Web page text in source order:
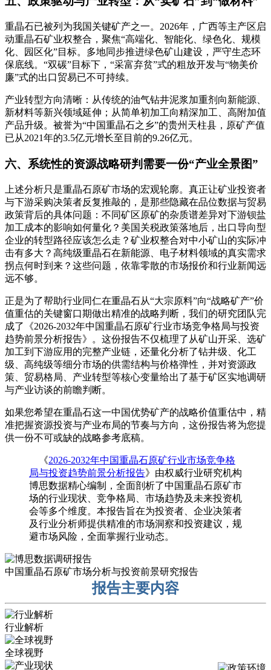
重晶石已被列为我国关键矿产之一。2026年，广西等主产区启
动重晶石矿业权整合，聚焦“高端化、智能化、绿色化、规模
化、园区化”目标。多地同步推进绿色矿山建设，严守生态环
保底线。“双碳”目标下，“采富弃贫”式的粗放开发与“物美价
廉”式的出口贸易已不可持续。
产业转型方向清晰：从传统的油气钻井泥浆加重剂向新能源、
新材料等新兴领域延伸 ；从简单初加工向精深加工、高附加值
产品升级。被誉为“中国重晶石之乡”的贵州天柱县，原矿产值
已从2021年的3.5亿元增长至目前的9.26亿元。
六、系统性的资源战略研判需要一份“产业全景图”
上述分析只是重晶石原矿市场的宏观轮廓。真正让矿业投资者
与下游采购决策者反复推敲的，是那些隐藏在品位数据与贸易
政策背后的具体问题：不同矿区原矿的杂质谱差异对下游钡盐
加工成本的影响如何量化？美国关税政策落地后，出口导向型
企业的转型路径应该怎么走？矿业权整合对中小矿山的实际冲
击有多大？高纯级重晶石在新能源、电子材料领域的真实需求
拐点何时到来？这些问题，依靠零散的市场报价和行业新闻远
远不够。
正是为了帮助行业同仁在重晶石从“大宗原料”向“战略矿产”价
值重估的关键窗口期做出精准的战略判断，我们的研究团队完
成了《2026-2032年中国重晶石原矿行业市场竞争格局与投资
趋势前景分析报告》。这份报告不仅梳理了从矿山开采、选矿
加工到下游应用的完整产业链，还量化分析了钻井级、化工
级、高纯级等细分市场的供需结构与价格弹性，并对资源政
策、贸易格局、产业转型等核心变量给出了基于矿区实地调研
与产业访谈的前瞻判断。
如果您希望在重晶石这一中国优势矿产的战略价值重估中，精
准把握资源投资与产业布局的节奏与方向，这份报告将为您提
供一份不可或缺的战略参考底稿。
《2026-2032年中国重晶石原矿行业市场竞争格
局与投资趋势前景分析报告》由权威行业研究机构
博思数据精心编制，全面剖析了中国重晶石原矿市
场的行业现状、竞争格局、市场趋势及未来投资机
会等多个维度。本报告旨在为投资者、企业决策者
及行业分析师提供精准的市场洞察和投资建议，规
避市场风险，全面掌握行业动态。
中国重晶石原矿市场分析与投资前景研究报告
报告主要内容
行业解析
全球视野